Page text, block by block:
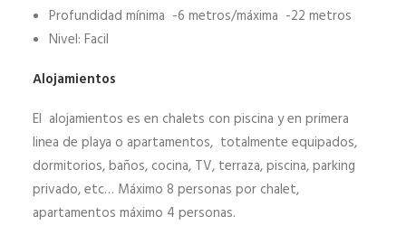
Profundidad mínima -6 metros/máxima -22 metros
Nivel: Facil
Alojamientos
El alojamientos es en chalets con piscina y en primera
linea de playa o apartamentos, totalmente equipados,
dormitorios, baños, cocina, TV, terraza, piscina, parking
privado, etc… Máximo 8 personas por chalet,
apartamentos máximo 4 personas.